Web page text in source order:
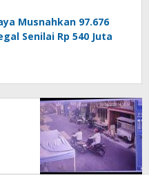
Musnahkan 97.676
Senilai Rp 540 Juta